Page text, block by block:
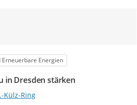
Energien
in Dresden stärken
Külz-Ring